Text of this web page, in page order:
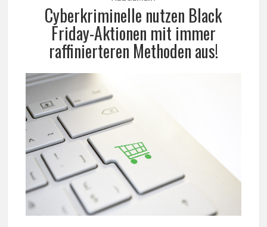
Cyberkriminelle nutzen Black
Friday-Aktionen mit immer
raffinierteren Methoden aus!